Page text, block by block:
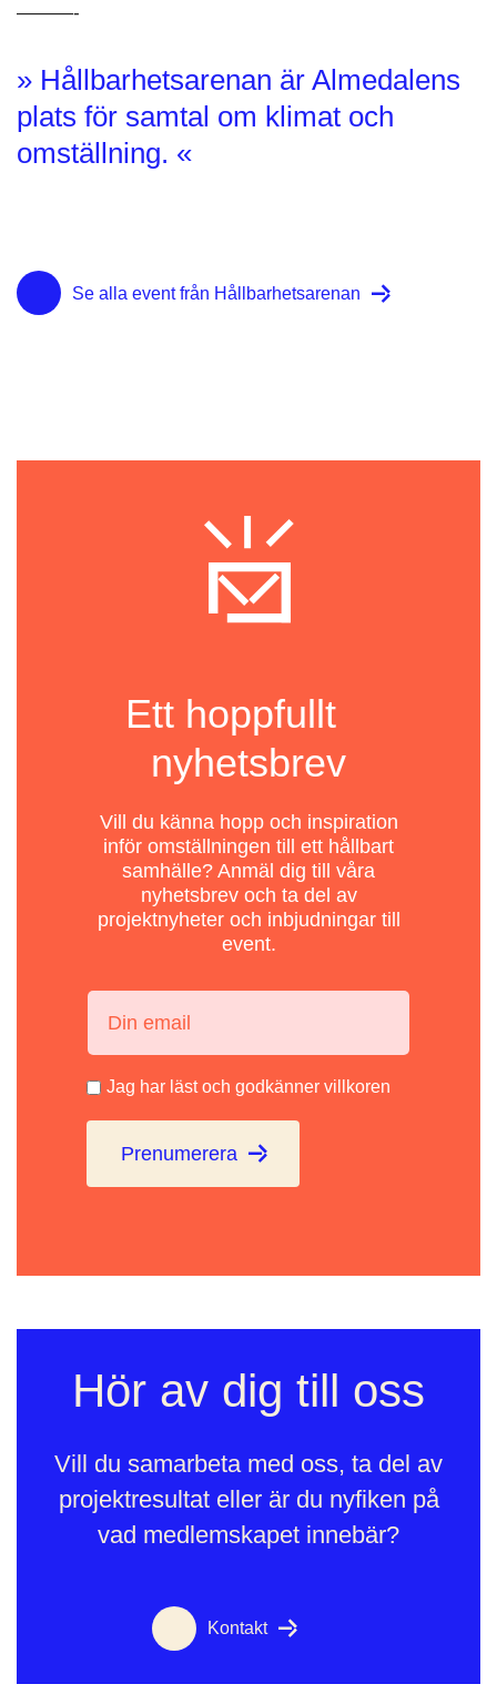
———-
» Hållbarhetsarenan är Almedalens
plats för samtal om klimat och
omställning. «
Se alla event från Hållbarhetsarenan
Ett hoppfullt
nyhetsbrev
Vill du känna hopp och inspiration
inför omställningen till ett hållbart
samhälle? Anmäl dig till våra
nyhetsbrev och ta del av
projektnyheter och inbjudningar till
event.
Jag har läst och godkänner villkoren
Prenumerera
Hör av dig till oss
Vill du samarbeta med oss, ta del av
projektresultat eller är du nyfiken på
vad medlemskapet innebär?
Kontakt